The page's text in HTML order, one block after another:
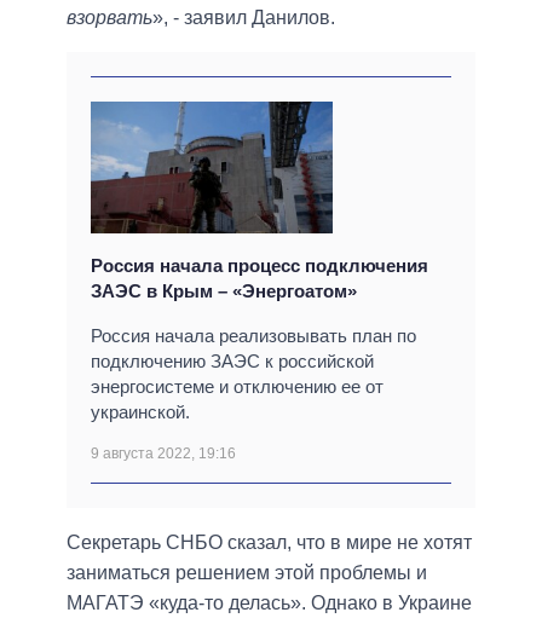
взорвать», - заявил Данилов.
Россия начала процесс подключения
ЗАЭС в Крым – «Энергоатом»
Россия начала реализовывать план по
подключению ЗАЭС к российской
энергосистеме и отключению ее от
украинской.
9 августа 2022, 19:16
Секретарь СНБО сказал, что в мире не хотят
заниматься решением этой проблемы и
МАГАТЭ «куда-то делась». Однако в Украине